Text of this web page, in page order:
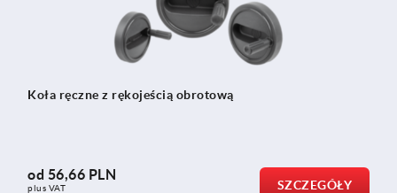
Koła ręczne z rękojeścią obrotową
od 56,66 PLN
plus VAT
SZCZEGÓŁY